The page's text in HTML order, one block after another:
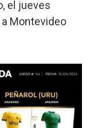
el jueves
Montevideo